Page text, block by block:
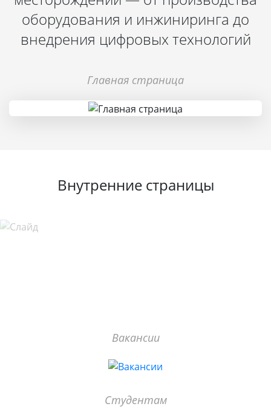
оборудования и инжиниринга до
внедрения цифровых технологий
Главная страница
Внутренние страницы
Вакансии
Студентам